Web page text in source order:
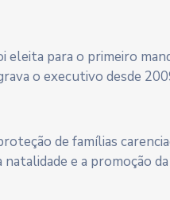
eleita para o primeiro
o executivo desde
de famílias
e a promoção